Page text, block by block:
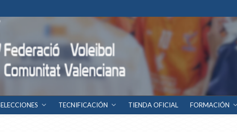
TECNIFICACIÓN TIENDA OFICIAL FORMACIÓN